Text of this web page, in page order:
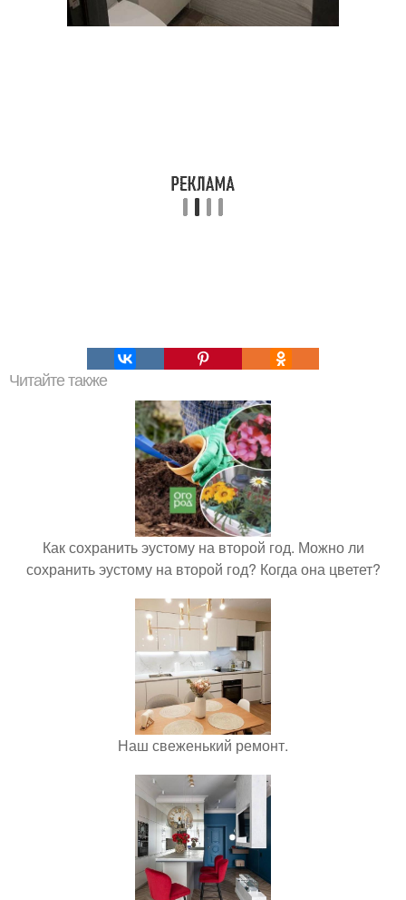
Читайте также
Как сохранить эустому на второй год. Можно ли
сохранить эустому на второй год? Когда она цветет?
Наш свеженький ремонт.